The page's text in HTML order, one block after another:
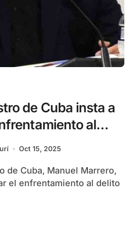
de Cuba insta a
al
Oct 15, 2025
el enfrentamiento al delito